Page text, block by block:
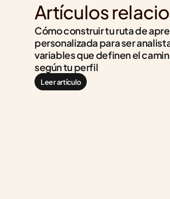
Artículos
Cómo construir tu ruta de
personalizada para ser
variables que definen el
según tu perfil
Leer artículo